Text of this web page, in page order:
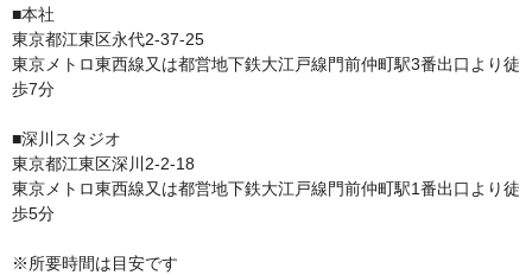
■本社
東京都江東区永代2-37-25
東京メトロ東西線又は都営地下鉄大江戸線門前仲町駅3番出口より徒
歩7分
■深川スタジオ
東京都江東区深川2-2-18
東京メトロ東西線又は都営地下鉄大江戸線門前仲町駅1番出口より徒
歩5分
※所要時間は目安です